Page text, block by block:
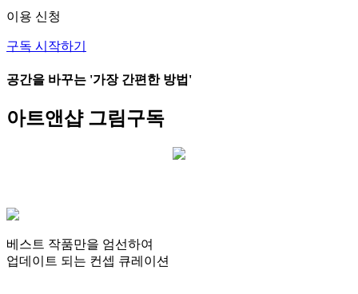
이용 신청
구독 시작하기
공간을 바꾸는 '가장 간편한 방법'
아트앤샵 그림구독
베스트 작품만을 엄선하여
업데이트 되는 컨셉 큐레이션